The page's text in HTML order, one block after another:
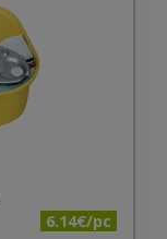
6.14€/pc